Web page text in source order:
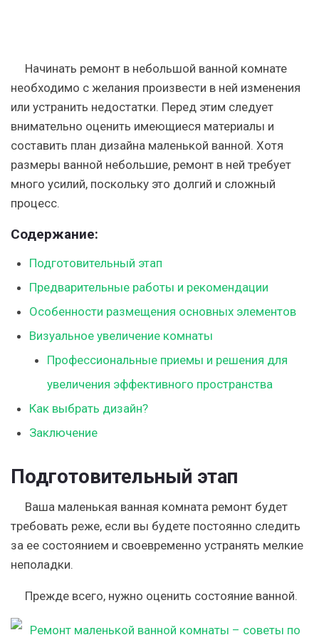
Начинать ремонт в небольшой ванной комнате
необходимо с желания произвести в ней изменения
или устранить недостатки. Перед этим следует
внимательно оценить имеющиеся материалы и
составить план дизайна маленькой ванной. Хотя
размеры ванной небольшие, ремонт в ней требует
много усилий, поскольку это долгий и сложный
процесс.
Содержание:
Подготовительный этап
Предварительные работы и рекомендации
Особенности размещения основных элементов
Визуальное увеличение комнаты
Профессиональные приемы и решения для
увеличения эффективного пространства
Как выбрать дизайн?
Заключение
Подготовительный этап
Ваша маленькая ванная комната ремонт будет
требовать реже, если вы будете постоянно следить
за ее состоянием и своевременно устранять мелкие
неполадки.
Прежде всего, нужно оценить состояние ванной.